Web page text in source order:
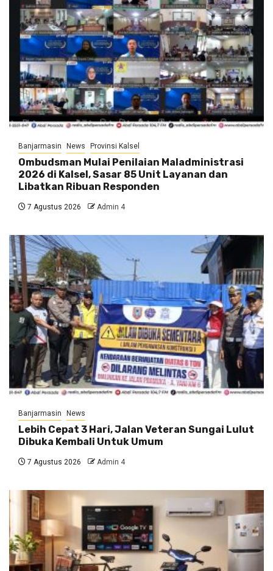
Banjarmasin News Provinsi Kalsel
Ombudsman Mulai Penilaian Maladministrasi
2026 di Kalsel, Sasar 85 Unit Layanan dan
Libatkan Ribuan Responden
7 Agustus 2026 Admin 4
Banjarmasin News
Lebih Cepat 3 Hari, Jalan Veteran Sungai Lulut
Dibuka Kembali Untuk Umum
7 Agustus 2026 Admin 4